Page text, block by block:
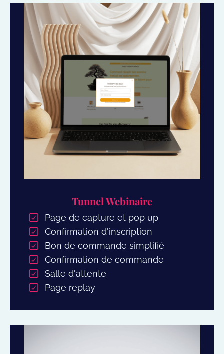
Tunnel Webinaire
Page de capture et pop up
Confirmation d'inscription
Bon de commande simplifié
Confirmation de commande
Salle d'attente
Page replay